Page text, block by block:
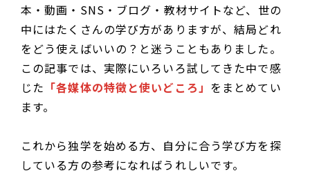
本・動画・SNS・ブログ・教材サイトなど、世の
中にはたくさんの学び方がありますが、結局どれ
をどう使えばいいの？と迷うこともありました。
この記事では、実際にいろいろ試してきた中で感
じた 「各媒体の特徴と使いどころ」 をまとめてい
ます。
これから独学を始める方、自分に合う学び方を探
している方の参考になればうれしいです。